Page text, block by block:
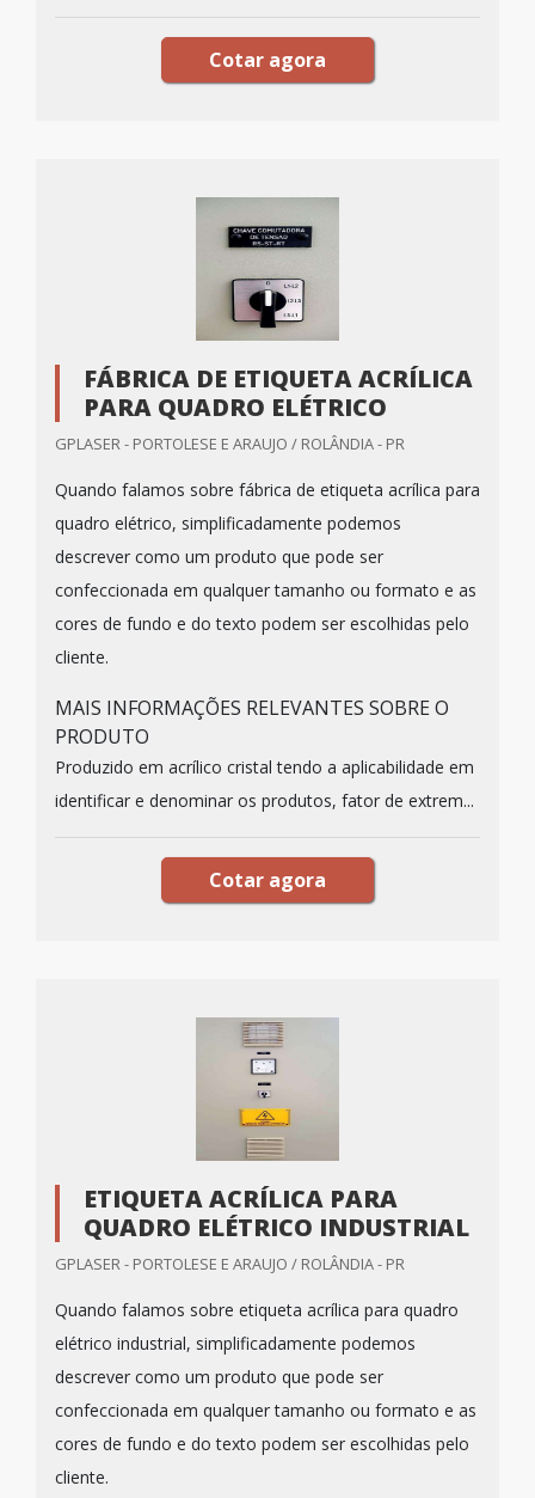
Cotar agora
FÁBRICA DE ETIQUETA ACRÍLICA
PARA QUADRO ELÉTRICO
GPLASER - PORTOLESE E ARAUJO / ROLÂNDIA - PR
Quando falamos sobre fábrica de etiqueta acrílica para
quadro elétrico, simplificadamente podemos
descrever como um produto que pode ser
confeccionada em qualquer tamanho ou formato e as
cores de fundo e do texto podem ser escolhidas pelo
cliente.
MAIS INFORMAÇÕES RELEVANTES SOBRE O
PRODUTO
Produzido em acrílico cristal tendo a aplicabilidade em
identificar e denominar os produtos, fator de extrem...
Cotar agora
ETIQUETA ACRÍLICA PARA
QUADRO ELÉTRICO INDUSTRIAL
GPLASER - PORTOLESE E ARAUJO / ROLÂNDIA - PR
Quando falamos sobre etiqueta acrílica para quadro
elétrico industrial, simplificadamente podemos
descrever como um produto que pode ser
confeccionada em qualquer tamanho ou formato e as
cores de fundo e do texto podem ser escolhidas pelo
cliente.